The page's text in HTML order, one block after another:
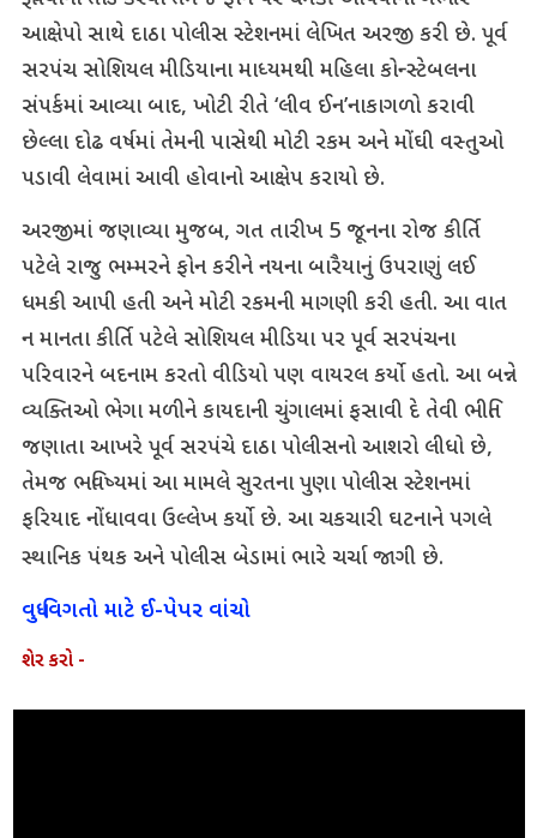
આક્ષેપો સાથે દાઠા પોલીસ સ્ટેશનમાં લેખિત અરજી કરી છે. પૂર્વ
સરપંચ સોશિયલ મીડિયાના માધ્યમથી મહિલા કોન્સ્ટેબલના
સંપર્કમાં આવ્યા બાદ, ખોટી રીતે ‘લીવ ઈન’નાકાગળો કરાવી
છેલ્લા દોઢ વર્ષમાં તેમની પાસેથી મોટી રકમ અને મોંઘી વસ્તુઓ
પડાવી લેવામાં આવી હોવાનો આક્ષેપ કરાયો છે.
અરજીમાં જણાવ્યા મુજબ, ગત તારીખ 5 જૂનના રોજ કીર્તિ
પટેલે રાજુ ભમ્મરને ફોન કરીને નયના બારૈયાનું ઉપરાણું લઈ
ધમકી આપી હતી અને મોટી રકમની માગણી કરી હતી. આ વાત
ન માનતા કીર્તિ પટેલે સોશિયલ મીડિયા પર પૂર્વ સરપંચના
પરિવારને બદનામ કરતો વીડિયો પણ વાયરલ કર્યો હતો. આ બન્ને
વ્યક્તિઓ ભેગા મળીને કાયદાની ચુંગાલમાં ફસાવી દે તેવી ભીતિ
જણાતા આખરે પૂર્વ સરપંચે દાઠા પોલીસનો આશરો લીધો છે,
તેમજ ભવિષ્યમાં આ મામલે સુરતના પુણા પોલીસ સ્ટેશનમાં
ફરિયાદ નોંધાવવા ઉલ્લેખ કર્યો છે. આ ચકચારી ઘટનાને પગલે
સ્થાનિક પંથક અને પોલીસ બેડામાં ભારે ચર્ચા જાગી છે.
વધુ વિગતો માટે ઈ-પેપર વાંચો
શેર કરો -